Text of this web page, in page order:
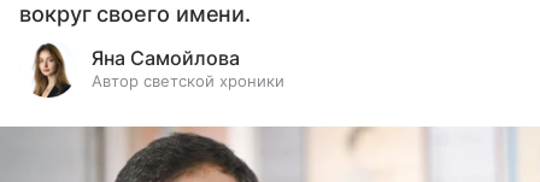
вокруг своего имени.
Яна Самойлова
Автор светской хроники